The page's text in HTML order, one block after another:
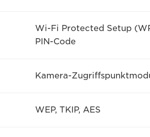
Wi-Fi Protected Setup
PIN-Code
Kamera-
WEP, TKIP, AES